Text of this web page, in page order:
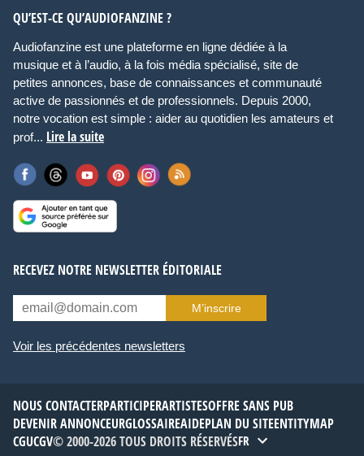
QU’EST-CE QU’AUDIOFANZINE ?
Audiofanzine est une plateforme en ligne dédiée à la
musique et à l’audio, à la fois média spécialisé, site de
petites annonces, base de connaissances et communauté
active de passionnés et de professionnels. Depuis 2000,
notre vocation est simple : aider au quotidien les amateurs et
prof... Lire la suite
RECEVEZ NOTRE NEWSLETTER ÉDITORIALE
M’inscrire
Voir les précédentes newsletters
NOUS CONTACTERPARTICIPERARTISTESOFFRE SANS PUB
DEVENIR ANNONCEURGLOSSAIREAIDEPLAN DU SITEENTITYMAP
CGUCGV© 2000-2026 TOUS DROITS RÉSERVÉSFR